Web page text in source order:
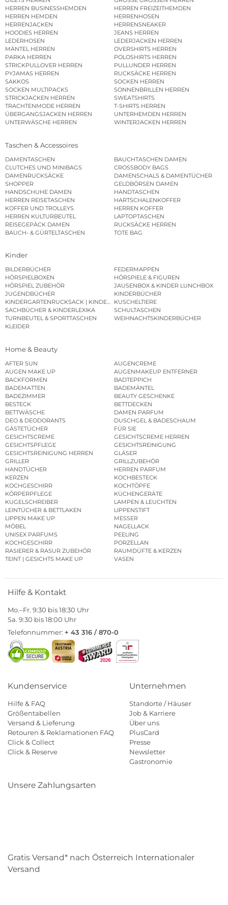
HERREN BUSINESSHEMDEN
HERREN FREIZEITHEMDEN
HERREN HEMDEN
HERRENHOSEN
HERRENJACKEN
HERRENSNEAKER
HOODIES HERREN
JEANS HERREN
LEDERHOSEN
LEDERJACKEN HERREN
MÄNTEL HERREN
OVERSHIRTS HERREN
PARKA HERREN
POLOSHIRTS HERREN
STRICKPULLOVER HERREN
PULLUNDER HERREN
PYJAMAS HERREN
RUCKSÄCKE HERREN
SAKKOS
SOCKEN HERREN
SOCKEN MULTIPACKS
SONNENBRILLEN HERREN
STRICKJACKEN HERREN
SWEATSHIRTS
TRACHTENMODE HERREN
T-SHIRTS HERREN
ÜBERGANGSJACKEN HERREN
UNTERHEMDEN HERREN
UNTERWÄSCHE HERREN
WINTERJACKEN HERREN
Taschen & Accessoires
DAMENTASCHEN
BAUCHTASCHEN DAMEN
CLUTCHES UND MINIBAGS
CROSSBODY BAGS
DAMENRUCKSÄCKE
DAMENSCHALS & DAMENTÜCHER
SHOPPER
GELDBÖRSEN DAMEN
HANDSCHUHE DAMEN
HANDTASCHEN
HERREN REISETASCHEN
HARTSCHALENKOFFER
KOFFER UND TROLLEYS
HERREN KOFFER
HERREN KULTURBEUTEL
LAPTOPTASCHEN
REISEGEPÄCK DAMEN
RUCKSÄCKE HERREN
BAUCH- & GÜRTELTASCHEN
TOTE BAG
Kinder
BILDERBÜCHER
FEDERMAPPEN
HÖRSPIELBOXEN
HÖRSPIELE & FIGUREN
HÖRSPIEL ZUBEHÖR
JAUSENBOX & KINDER LUNCHBOX
JUGENDBÜCHER
KINDERBÜCHER
KINDERGARTENRUCKSACK | KINDERGARTENBEUTEL
KUSCHELTIERE
SACHBÜCHER & KINDERLEXIKA
SCHULTASCHEN
TURNBEUTEL & SPORTTASCHEN
WEIHNACHTSKINDERBÜCHER
KLEIDER
Home & Beauty
AFTER SUN
AUGENCREME
AUGEN MAKE UP
AUGENMAKEUP ENTFERNER
BACKFORMEN
BADTEPPICH
BADEMATTEN
BADEMÄNTEL
BADEZIMMER
BEAUTY GESCHENKE
BESTECK
BETTDECKEN
BETTWÄSCHE
DAMEN PARFUM
DEO & DEODORANTS
DUSCHGEL & BADESCHAUM
GÄSTETÜCHER
FÜR SIE
GESICHTSCREME
GESICHTSCREME HERREN
GESICHTSPFLEGE
GESICHTSREINIGUNG
GESICHTSREINIGUNG HERREN
GLÄSER
GRILLER
GRILLZUBEHÖR
HANDTÜCHER
HERREN PARFUM
KERZEN
KOCHBESTECK
KOCHGESCHIRR
KOCHTÖPFE
KÖRPERPFLEGE
KÜCHENGERÄTE
KUGELSCHREIBER
LAMPEN & LEUCHTEN
LEINTÜCHER & BETTLAKEN
LIPPENSTIFT
LIPPEN MAKE UP
MESSER
MÖBEL
NAGELLACK
UNISEX PARFUMS
PEELING
KOCHGESCHIRR
PORZELLAN
RASIERER & RASUR ZUBEHÖR
RAUMDÜFTE & KERZEN
TEINT | GESICHTS MAKE UP
VASEN
Hilfe & Kontakt
Mo.–Fr. 9:30 bis 18:30 Uhr
Sa. 9:30 bis 18:00 Uhr
Telefonnummer: + 43 316 / 870-0
Kundenservice
Hilfe & FAQ
Größentabellen
Versand & Lieferung
Retouren & Reklamationen FAQ
Click & Collect
Click & Reserve
Unternehmen
Standorte / Häuser
Job & Karriere
Über uns
PlusCard
Presse
Newsletter
Gastronomie
Unsere Zahlungsarten
Gratis Versand* nach Österreich Internationaler
Versand